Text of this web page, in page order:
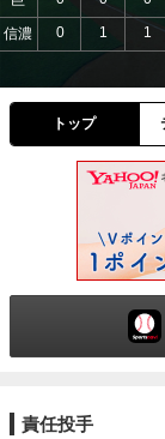
信濃
0
1 1
トップ
責任投手